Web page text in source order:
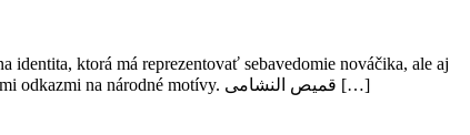
identita, ktorá má reprezentovať sebavedomie nováčika, ale aj
rešpekt k vlastným symbolom. Španielska spoločnosť Kelme pripravila trojicu dresov, ktoré pracujú s čistými tvarmi, výraznými farbami a jemnými odkazmi na národné motívy. قميص النشامى […]